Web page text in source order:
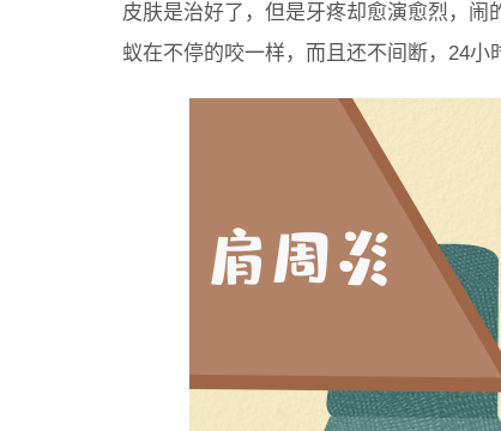
皮肤是治好了，但是牙疼却愈演愈烈，闹
蚁在不停的咬一样，而且还不间断，24小